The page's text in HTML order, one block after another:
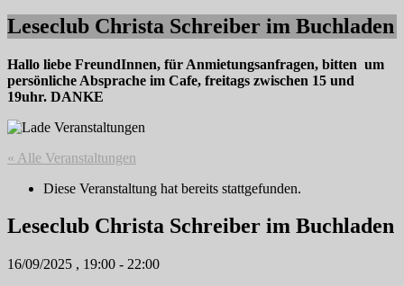
Leseclub Christa Schreiber im Buchladen
Hallo liebe FreundInnen, für Anmietungsanfragen, bitten um
persönliche Absprache im Cafe, freitags zwischen 15 und
19uhr. DANKE
« Alle Veranstaltungen
Diese Veranstaltung hat bereits stattgefunden.
Leseclub Christa Schreiber im Buchladen
16/09/2025 , 19:00 - 22:00